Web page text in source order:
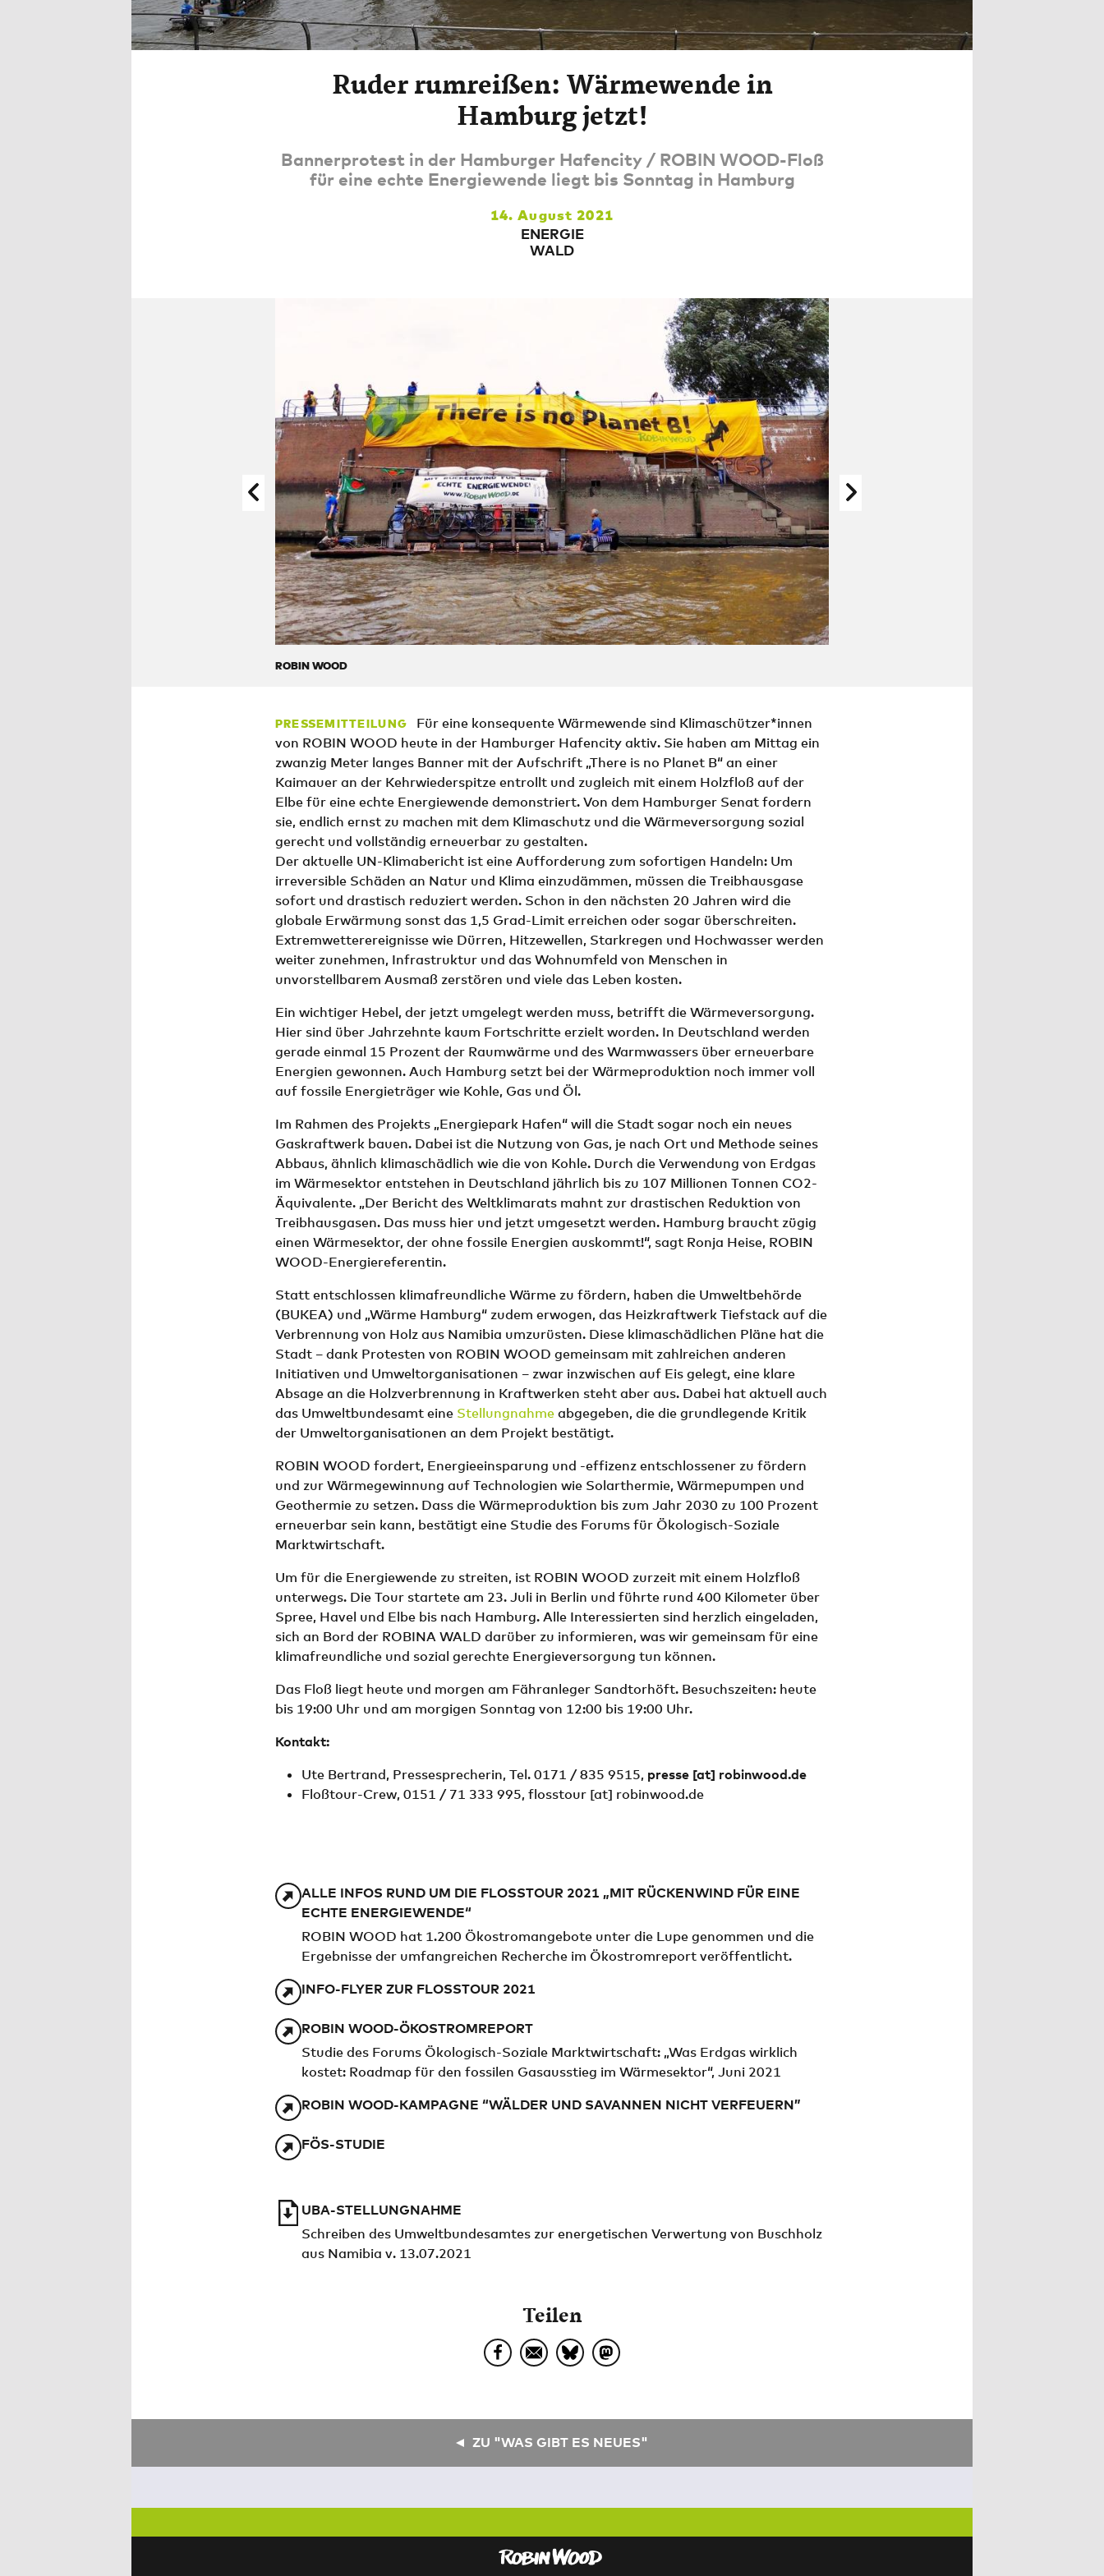
Ruder rumreißen: Wärmewende in
Hamburg jetzt!
Bannerprotest in der Hamburger Hafencity / ROBIN WOOD-Floß
für eine echte Energiewende liegt bis Sonntag in Hamburg
14. August 2021
ENERGIE
WALD
ROBIN WOOD
PRESSEMITTEILUNG
Für eine konsequente Wärmewende sind Klimaschützer*innen
von ROBIN WOOD heute in der Hamburger Hafencity aktiv. Sie haben am Mittag ein
zwanzig Meter langes Banner mit der Aufschrift „There is no Planet B“ an einer
Kaimauer an der Kehrwiederspitze entrollt und zugleich mit einem Holzfloß auf der
Elbe für eine echte Energiewende demonstriert. Von dem Hamburger Senat fordern
sie, endlich ernst zu machen mit dem Klimaschutz und die Wärmeversorgung sozial
gerecht und vollständig erneuerbar zu gestalten.
Der aktuelle UN-Klimabericht ist eine Aufforderung zum sofortigen Handeln: Um
irreversible Schäden an Natur und Klima einzudämmen, müssen die Treibhausgase
sofort und drastisch reduziert werden. Schon in den nächsten 20 Jahren wird die
globale Erwärmung sonst das 1,5 Grad-Limit erreichen oder sogar überschreiten.
Extremwetterereignisse wie Dürren, Hitzewellen, Starkregen und Hochwasser werden
weiter zunehmen, Infrastruktur und das Wohnumfeld von Menschen in
unvorstellbarem Ausmaß zerstören und viele das Leben kosten.
Ein wichtiger Hebel, der jetzt umgelegt werden muss, betrifft die Wärmeversorgung.
Hier sind über Jahrzehnte kaum Fortschritte erzielt worden. In Deutschland werden
gerade einmal 15 Prozent der Raumwärme und des Warmwassers über erneuerbare
Energien gewonnen. Auch Hamburg setzt bei der Wärmeproduktion noch immer voll
auf fossile Energieträger wie Kohle, Gas und Öl.
Im Rahmen des Projekts „Energiepark Hafen“ will die Stadt sogar noch ein neues
Gaskraftwerk bauen. Dabei ist die Nutzung von Gas, je nach Ort und Methode seines
Abbaus, ähnlich klimaschädlich wie die von Kohle. Durch die Verwendung von Erdgas
im Wärmesektor entstehen in Deutschland jährlich bis zu 107 Millionen Tonnen CO2-
Äquivalente. „Der Bericht des Weltklimarats mahnt zur drastischen Reduktion von
Treibhausgasen. Das muss hier und jetzt umgesetzt werden. Hamburg braucht zügig
einen Wärmesektor, der ohne fossile Energien auskommt!“, sagt Ronja Heise, ROBIN
WOOD-Energiereferentin.
Statt entschlossen klimafreundliche Wärme zu fördern, haben die Umweltbehörde
(BUKEA) und „Wärme Hamburg“ zudem erwogen, das Heizkraftwerk Tiefstack auf die
Verbrennung von Holz aus Namibia umzurüsten. Diese klimaschädlichen Pläne hat die
Stadt – dank Protesten von ROBIN WOOD gemeinsam mit zahlreichen anderen
Initiativen und Umweltorganisationen – zwar inzwischen auf Eis gelegt, eine klare
Absage an die Holzverbrennung in Kraftwerken steht aber aus. Dabei hat aktuell auch
das Umweltbundesamt eine Stellungnahmeabgegeben, die die grundlegende Kritik
der Umweltorganisationen an dem Projekt bestätigt.
ROBIN WOOD fordert, Energieeinsparung und -effizenz entschlossener zu fördern
und zur Wärmegewinnung auf Technologien wie Solarthermie, Wärmepumpen und
Geothermie zu setzen. Dass die Wärmeproduktion bis zum Jahr 2030 zu 100 Prozent
erneuerbar sein kann, bestätigt eine Studie des Forums für Ökologisch-Soziale
Marktwirtschaft.
Um für die Energiewende zu streiten, ist ROBIN WOOD zurzeit mit einem Holzfloß
unterwegs. Die Tour startete am 23. Juli in Berlin und führte rund 400 Kilometer über
Spree, Havel und Elbe bis nach Hamburg. Alle Interessierten sind herzlich eingeladen,
sich an Bord der ROBINA WALD darüber zu informieren, was wir gemeinsam für eine
klimafreundliche und sozial gerechte Energieversorgung tun können.
Das Floß liegt heute und morgen am Fähranleger Sandtorhöft. Besuchszeiten: heute
bis 19:00 Uhr und am morgigen Sonntag von 12:00 bis 19:00 Uhr.
Kontakt:
Ute Bertrand, Pressesprecherin, Tel. 0171 / 835 9515, presse[at] robinwood.de
Floßtour-Crew, 0151 / 71 333 995, flosstour[at] robinwood.de
ALLE INFOS RUND UM DIE FLOSSTOUR 2021 „MIT RÜCKENWIND FÜR EINE E
CHTE ENERGIEWENDE“
ROBIN WOOD hat 1.200 Ökostromangebote unter die Lupe genommen und die
Ergebnisse der umfangreichen Recherche im Ökostromreport veröffentlicht.
INFO-FLYER ZUR FLOSSTOUR 2021
ROBIN WOOD-ÖKOSTROMREPORT
Studie des Forums Ökologisch-Soziale Marktwirtschaft: „Was Erdgas wirklich
kostet: Roadmap für den fossilen Gasausstieg im Wärmesektor“, Juni 2021
ROBIN WOOD-KAMPAGNE “WÄLDER UND SAVANNEN NICHT VERFEUERN”
FÖS-STUDIE
UBA-STELLUNGNAHME
Schreiben des Umweltbundesamtes zur energetischen Verwertung von Buschholz
aus Namibia v. 13.07.2021
Teilen
ZU "WAS GIBT ES NEUES"